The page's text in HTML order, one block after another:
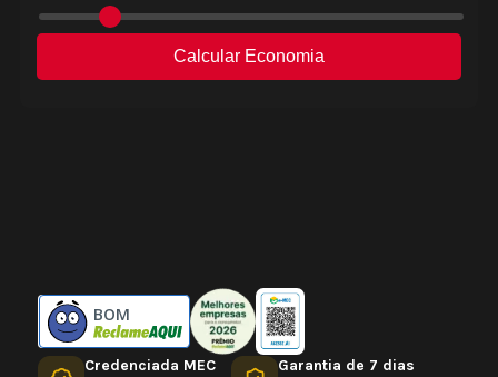
BOM
Credenciada MEC Garantia de 7 dias